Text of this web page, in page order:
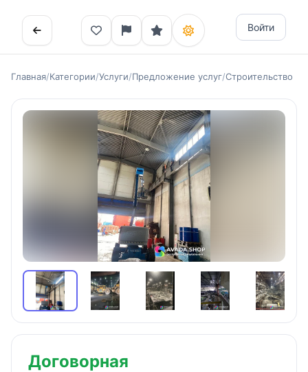
Войти
Главная/Категории/Услуги/Предложение услуг/Строительство
Договорная